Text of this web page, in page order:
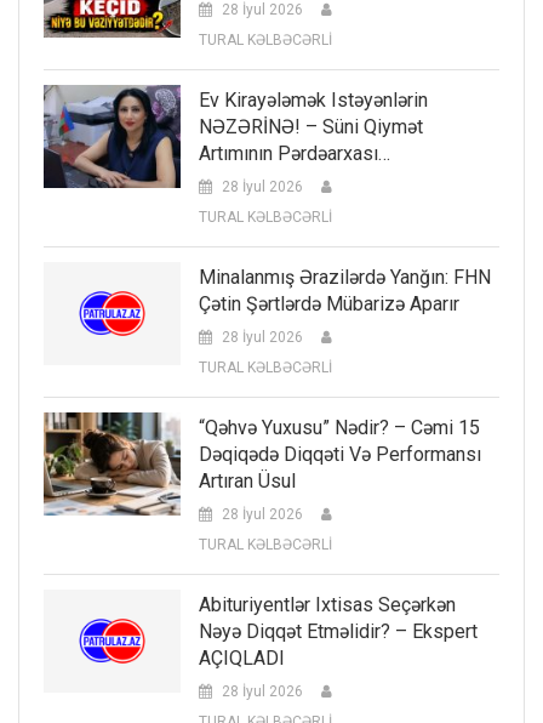
28 İyul 2026
TURAL KƏLBƏCƏRLİ
Ev Kirayələmək Istəyənlərin
NƏZƏRİNƏ! – Süni Qiymət
Artımının Pərdəarxası…
28 İyul 2026
TURAL KƏLBƏCƏRLİ
Minalanmış Ərazilərdə Yanğın: FHN
Çətin Şərtlərdə Mübarizə Aparır
28 İyul 2026
TURAL KƏLBƏCƏRLİ
“Qəhvə Yuxusu” Nədir? – Cəmi 15
Dəqiqədə Diqqəti Və Performansı
Artıran Üsul
28 İyul 2026
TURAL KƏLBƏCƏRLİ
Abituriyentlər Ixtisas Seçərkən
Nəyə Diqqət Etməlidir? – Ekspert
AÇIQLADI
28 İyul 2026